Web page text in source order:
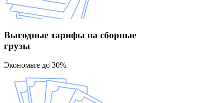
Выгодные тарифы на сборные
грузы
Экономьте до 30%